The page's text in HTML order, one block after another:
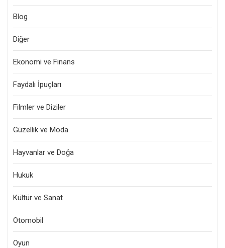
Blog
Diğer
Ekonomi ve Finans
Faydalı İpuçları
Filmler ve Diziler
Güzellik ve Moda
Hayvanlar ve Doğa
Hukuk
Kültür ve Sanat
Otomobil
Oyun